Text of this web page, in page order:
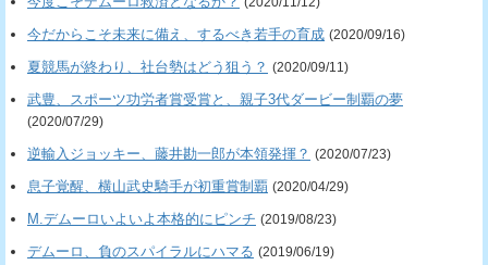
今だからこそ未来に備え、するべき若手の育成 (2020/09/16)
夏競馬が終わり、社台勢はどう狙う？ (2020/09/11)
武豊、スポーツ功労者賞受賞と、親子3代ダービー制覇の夢
(2020/07/29)
逆輸入ジョッキー、藤井勘一郎が本領発揮？ (2020/07/23)
息子覚醒、横山武史騎手が初重賞制覇 (2020/04/29)
M.デムーロいよいよ本格的にピンチ (2019/08/23)
デムーロ、負のスパイラルにハマる (2019/06/19)